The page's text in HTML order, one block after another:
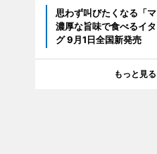
思わず叫びたくなる「
濃厚な旨味で食べるイ
グ 9月1日全国新発売
もっと見る